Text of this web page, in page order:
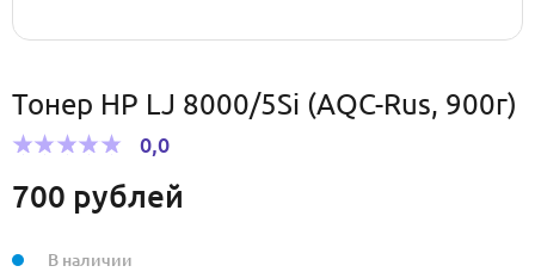
Тонер HP LJ 8000/5Si (AQC-Rus, 900г)
0,0
700 рублей
В наличии